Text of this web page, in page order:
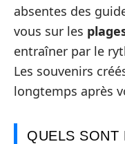
absentes des
vous sur les
entraîner par le
Les souvenirs
longtemps après
QUELS SONT